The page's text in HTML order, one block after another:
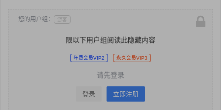
您的用户组： 游客
限以下用户组阅读此隐藏内容
年费会员VIP2 永久会员VIP3
请先登录
登录 立即注册